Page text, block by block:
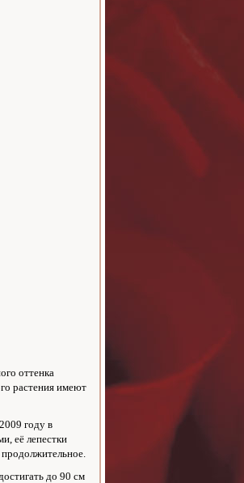
оттенка
растения имеют
году в
её лепестки
до 90 см